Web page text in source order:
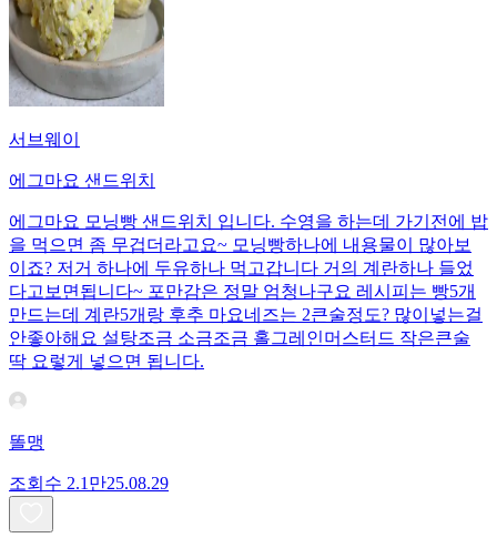
서브웨이
에그마요 샌드위치
에그마요 모닝빵 샌드위치 입니다. 수영을 하는데 가기전에 밥
을 먹으면 좀 무겁더라고요~ 모닝빵하나에 내용물이 많아보
이죠? 저거 하나에 두유하나 먹고갑니다 거의 계란하나 들었
다고보면됩니다~ 포만감은 정말 엄청나구요 레시피는 빵5개
만드는데 계란5개랑 후추 마요네즈는 2큰술정도? 많이넣는걸
안좋아해요 설탕조금 소금조금 홀그레인머스터드 작은큰술
딱 요렇게 넣으면 됩니다.
똘맹
조회수 2.1만25.08.29